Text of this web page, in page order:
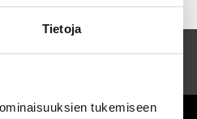
Tietoja
tukemiseen